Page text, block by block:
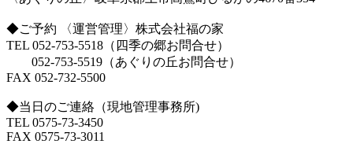
◆ご予約 〈運営管理〉株式会社福の家
TEL 052-753-5518（四季の郷お問合せ）
052-753-5519（あぐりの丘お問合せ）
FAX 052-732-5500
◆当日のご連絡（現地管理事務所)
TEL 0575-73-3450
FAX 0575-73-3011